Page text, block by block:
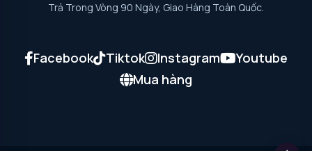
Trả Trong Vòng 90 Ngày, Giao Hàng Toàn Quốc.
Facebook Tiktok Instagram
Youtube
Mua hàng